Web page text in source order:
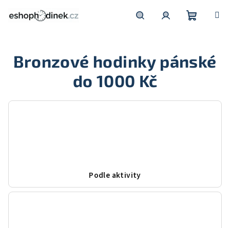
košík
Bronzové hodinky pánské
do 1000 Kč
Podle aktivity